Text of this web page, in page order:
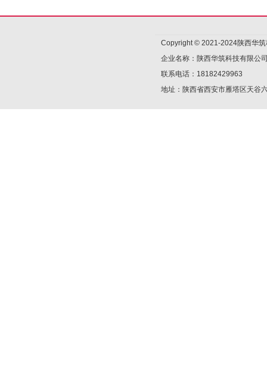
Copyright © 2021-2024陕西华
企业名称：陕西华筑科技有限公
联系电话：18182429963
地址：陕西省西安市雁塔区天谷